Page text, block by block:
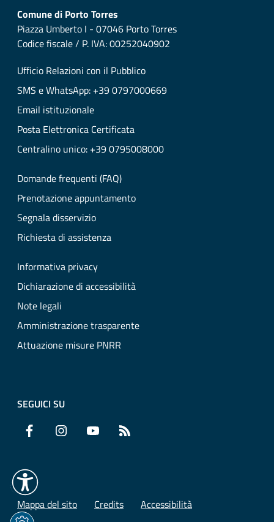
Comune di Porto Torres
Piazza Umberto I - 07046 Porto Torres
Codice fiscale / P. IVA: 00252040902
Ufficio Relazioni con il Pubblico
SMS e WhatsApp: +39 0797000669
Email istituzionale
Posta Elettronica Certificata
Centralino unico: +39 0795008000
Domande frequenti (FAQ)
Prenotazione appuntamento
Segnala disservizio
Richiesta di assistenza
Informativa privacy
Dichiarazione di accessibilità
Note legali
Amministrazione trasparente
Attuazione misure PNRR
SEGUICI SU
Facebook Instagram YouTube
Mappa del sito Credits Accessibilità